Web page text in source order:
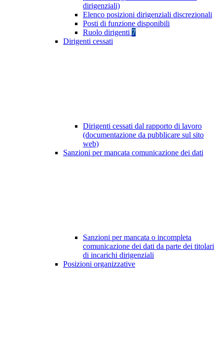
dirigenziali)
Elenco posizioni dirigenziali discrezionali
Posti di funzione disponibili
Ruolo dirigenti 7
Dirigenti cessati
Dirigenti cessati dal rapporto di lavoro
(documentazione da pubblicare sul sito
web)
Sanzioni per mancata comunicazione dei dati
Sanzioni per mancata o incompleta
comunicazione dei dati da parte dei titolari
di incarichi dirigenziali
Posizioni organizzative